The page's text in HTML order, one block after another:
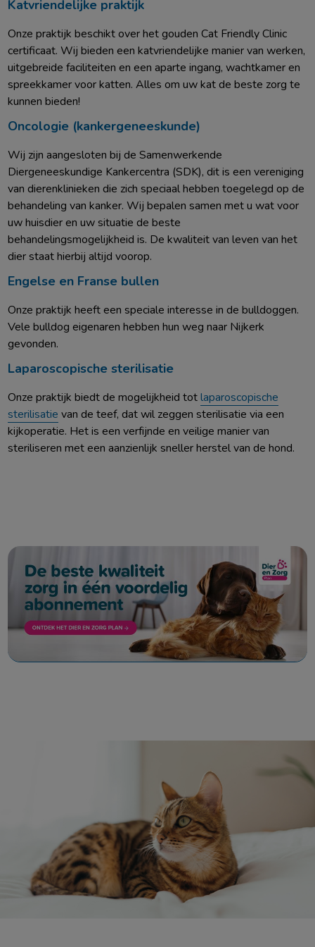
Katvriendelijke praktijk
Onze praktijk beschikt over het gouden Cat Friendly Clinic
certificaat. Wij bieden een katvriendelijke manier van werken,
uitgebreide faciliteiten en een aparte ingang, wachtkamer en
spreekkamer voor katten. Alles om uw kat de beste zorg te
kunnen bieden!
Oncologie (kankergeneeskunde)
Wij zijn aangesloten bij de Samenwerkende
Diergeneeskundige Kankercentra (SDK), dit is een vereniging
van dierenklinieken die zich speciaal hebben toegelegd op de
behandeling van kanker. Wij bepalen samen met u wat voor
uw huisdier en uw situatie de beste
behandelingsmogelijkheid is. De kwaliteit van leven van het
dier staat hierbij altijd voorop.
Engelse en Franse bullen
Onze praktijk heeft een speciale interesse in de bulldoggen.
Vele bulldog eigenaren hebben hun weg naar Nijkerk
gevonden.
Laparoscopische sterilisatie
Onze praktijk biedt de mogelijkheid totlaparoscopische
sterilisatie van de teef, dat wil zeggen sterilisatie via een
kijkoperatie. Het is een verfijnde en veilige manier van
steriliseren met een aanzienlijk sneller herstel van de hond.